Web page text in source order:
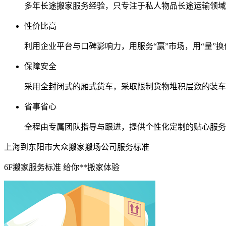
多年长途搬家服务经验，只专注于私人物品长途运输领域
性价比高
利用企业平台与口碑影响力，用服务“赢”市场，用“量”换
保障安全
采用全封闭式的厢式货车，采取限制货物堆积层数的装
省事省心
全程由专属团队指导与跟进，提供个性化定制的贴心服务
上海到东阳市大众搬家搬场公司服务标准
6F搬家服务标准 给你**搬家体验